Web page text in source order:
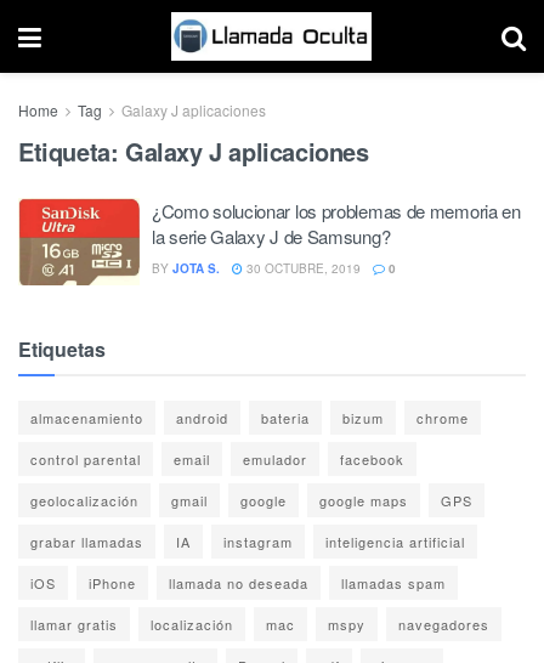
Home Tag Galaxy J aplicaciones
Etiqueta: Galaxy J aplicaciones
¿Como solucionar los problemas de memoria en
la serie Galaxy J de Samsung?
BY JOTA S. 30 OCTUBRE, 2019 0
Etiquetas
almacenamiento android bateria bizum chrome
control parental email emulador facebook
geolocalización gmail google google maps GPS
grabar llamadas IA instagram inteligencia artificial
iOS iPhone llamada no deseada llamadas spam
llamar gratis localización mac mspy navegadores